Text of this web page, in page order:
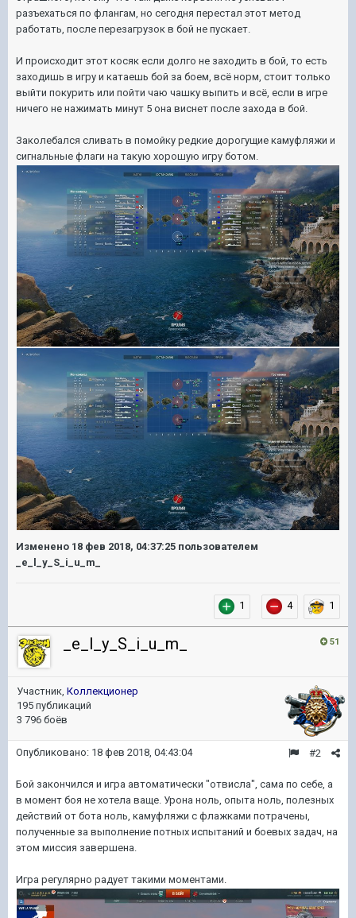
разъехаться по флангам, но сегодня перестал этот метод
работать, после перезагрузок в бой не пускает.
И происходит этот косяк если долго не заходить в бой, то есть
заходишь в игру и катаешь бой за боем, всё норм, стоит только
выйти покурить или пойти чаю чашку выпить и всё, если в игре
ничего не нажимать минут 5 она виснет после захода в бой.
Заколебался сливать в помойку редкие дорогущие камуфляжи и
сигнальные флаги на такую хорошую игру ботом.
Изменено 18 фев 2018, 04:37:25 пользователем
_e_l_y_S_i_u_m_
1 4 1
51
_e_l_y_S_i_u_m_
Участник, Коллекционер
195 публикаций
3 796 боёв
#2
Опубликовано: 18 фев 2018, 04:43:04
Бой закончился и игра автоматически "отвисла", сама по себе, а
в момент боя не хотела ваще. Урона ноль, опыта ноль, полезных
действий от бота ноль, камуфляжи с флажками потрачены,
полученные за выполнение потных испытаний и боевых задач, на
этом миссия завершена.
Игра регулярно радует такими моментами.